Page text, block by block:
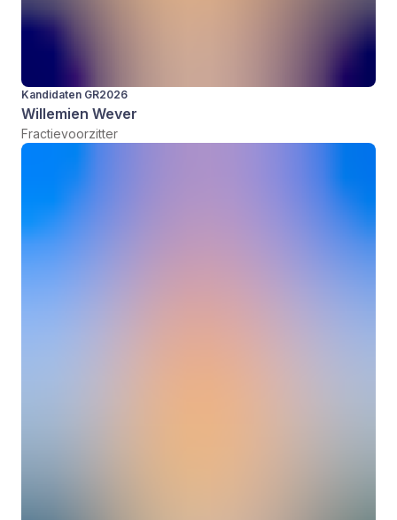
Kandidaten GR2026
Willemien Wever
Fractievoorzitter